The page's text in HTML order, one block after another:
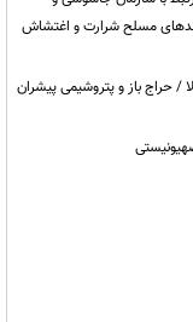
۴ نفر از اعضای باندهای مسلح شرارت و اغتشاش
کالا / حراج باز و پتروشیمی پیشران